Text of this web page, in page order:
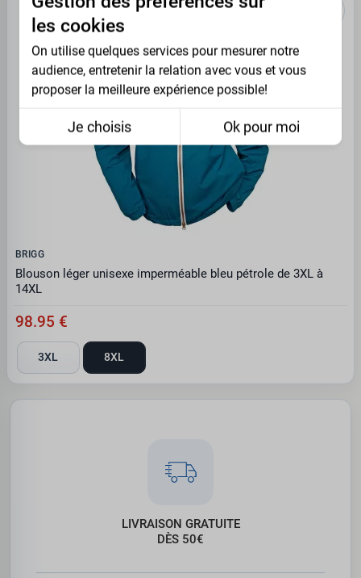
BRIGG
Blouson léger unisexe imperméable bleu pétrole de 3XL à
14XL
98.95 €
3XL 8XL
LIVRAISON GRATUITE
DÈS 50€
les cookies
On utilise quelques services pour mesurer notre
audience, entretenir la relation avec vous et vous
proposer la meilleure expérience possible!
Je choisis Ok pour moi